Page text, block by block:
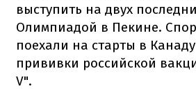
выступить на двух
Олимпиадой в Пекине.
поехали на старты в
прививки российской
V".